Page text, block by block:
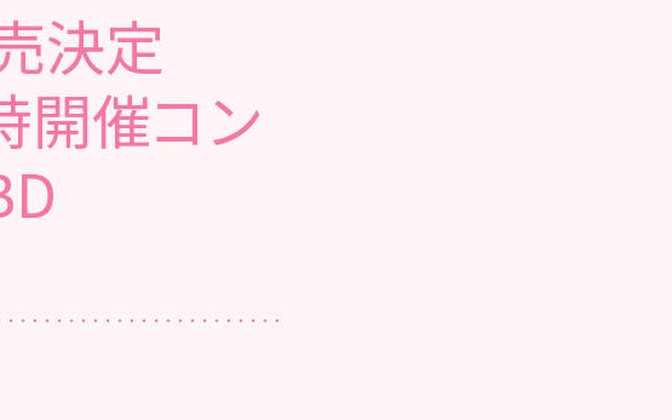
決定
開催コン